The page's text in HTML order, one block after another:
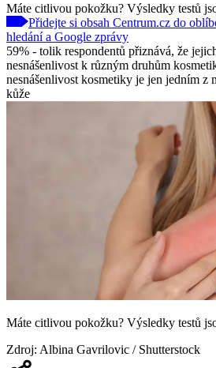
Máte citlivou pokožku? Výsledky testů
Přidejte si obsah Centrum.cz do
hledání a Google zprávy
59% - tolik respondentů přiznává, že
nesnášenlivost k různým druhům
nesnášenlivost kosmetiky je jen jedním z
kůže
Máte citlivou pokožku? Výsledky testů
Zdroj: Albina Gavrilovic / Shutterstock